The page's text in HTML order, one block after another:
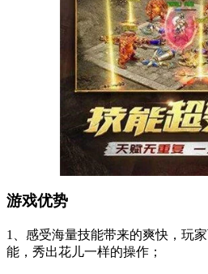
游戏优势
1、感受海量技能带来的爽快，玩
能，秀出花儿一样的操作；